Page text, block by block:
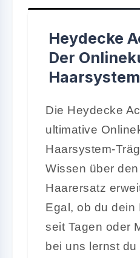
Heydecke
Der
Die Heydecke
ultimative
Haarsystem-
Wissen über
Haarersatz
Egal, ob du dein
seit Tagen oder
bei uns lernst du